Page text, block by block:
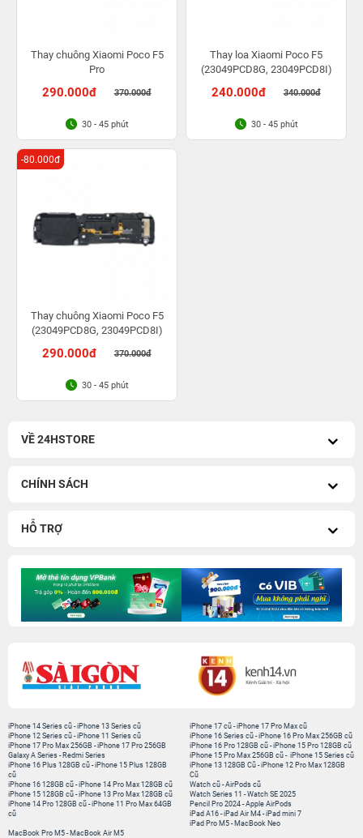
Thay chuông Xiaomi Poco F5
Pro
290.000đ 370.000đ
30 - 45 phút
Thay loa Xiaomi Poco F5
(23049PCD8G, 23049PCD8I)
240.000đ 340.000đ
30 - 45 phút
Thay chuông Xiaomi Poco F5
(23049PCD8G, 23049PCD8I)
290.000đ 370.000đ
-80.000đ
30 - 45 phút
VỀ 24HSTORE
CHÍNH SÁCH
HỖ TRỢ
iPhone 14 Series cũ -iPhone 13 Series cũ
iPhone 12 Series cũ -iPhone 11 Series cũ
iPhone 17 Pro Max 256GB -iPhone 17 Pro 256GB
Galaxy A Series - Redmi Series
iPhone 17 cũ -iPhone 17 Pro Max cũ
iPhone 16 Series cũ - iPhone 16 Pro Max 256GB cũ
iPhone 16 Pro 128GB cũ -iPhone 15 Pro 128GB cũ
iPhone 15 Pro Max 256GB cũ - iPhone 15 Series cũ
iPhone 16 Plus 128GB cũ -iPhone 15 Plus 128GB
cũ
iPhone 16 128GB cũ -iPhone 14 Pro Max 128GB cũ
iPhone 15 128GB cũ -iPhone 13 Pro Max 128GB cũ
iPhone 14 Pro 128GB cũ -iPhone 11 Pro Max 64GB
cũ
iPhone 13 128GB Cũ -iPhone 12 Pro Max 128GB
Cũ
Watch cũ -AirPods cũ
Watch Series 11 -Watch SE 2025
Pencil Pro 2024 -Apple AirPods
iPad A16 -iPad Air M4 -iPad mini 7
iPad Pro M5 - MacBook Neo
MacBook Pro M5 - MacBook Air M5